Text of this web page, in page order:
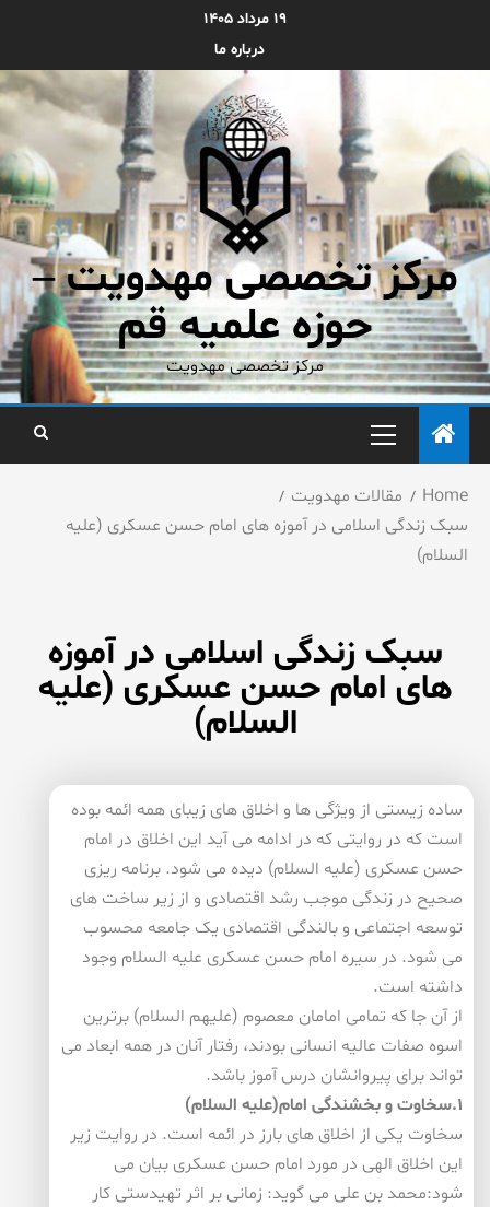
۱۹ مرداد ۱۴۰۵
درباره ما
مرکز تخصصی مهدویت –
حوزه علمیه قم
مرکز تخصصی مهدویت
Home
مقالات مهدویت
سبک زندگی اسلامی در آموزه های امام حسن عسکری (علیه
السلام)
سبک زندگی اسلامی در آموزه
های امام حسن عسکری (علیه
السلام)
ساده زیستی از ویژگی ها و اخلاق های زیبای همه ائمه بوده
است که در روایتی که در ادامه می آید این اخلاق در امام
حسن عسکری (علیه السلام) دیده می شود. برنامه ریزی
صحیح در زندگی موجب رشد اقتصادی و از زیر ساخت های
توسعه اجتماعی و بالندگی اقتصادی یک جامعه محسوب
می شود. در سیره امام حسن عسکری علیه السلام وجود
داشته است.
از آن جا که تمامی امامان معصوم (علیهم السلام) برترین
اسوه صفات عالیه انسانی بودند، رفتار آنان در همه ابعاد می
تواند برای پیروانشان درس آموز باشد.
۱.سخاوت و بخشندگی امام(علیه السلام)
سخاوت یکی از اخلاق های بارز در ائمه است. در روایت زیر
این اخلاق الهی در مورد امام حسن عسکری بیان می
شود:محمد بن علی می گوید: زمانی بر اثر تهیدستی کار